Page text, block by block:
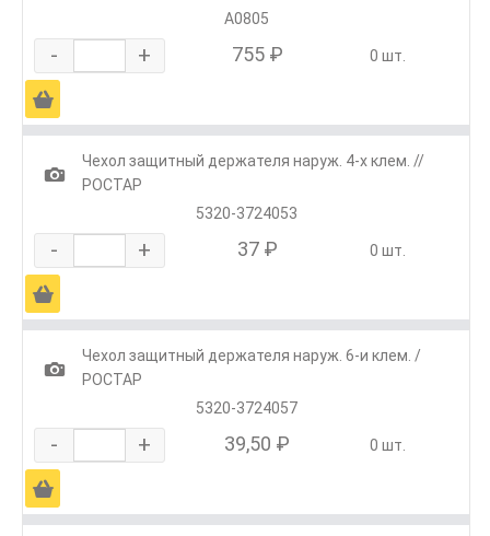
А0805
- + 755 ₽ 0 шт.
Ä
1
Чехол защитный держателя наруж. 4-х клем. //
РОСТАР
5320-3724053
- + 37 ₽ 0 шт.
Ä
1
Чехол защитный держателя наруж. 6-и клем. /
РОСТАР
5320-3724057
- + 39,50 ₽ 0 шт.
Ä